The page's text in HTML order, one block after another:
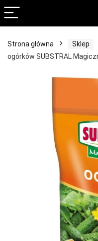
Strona główna Sklep
ogórków SUBSTRAL